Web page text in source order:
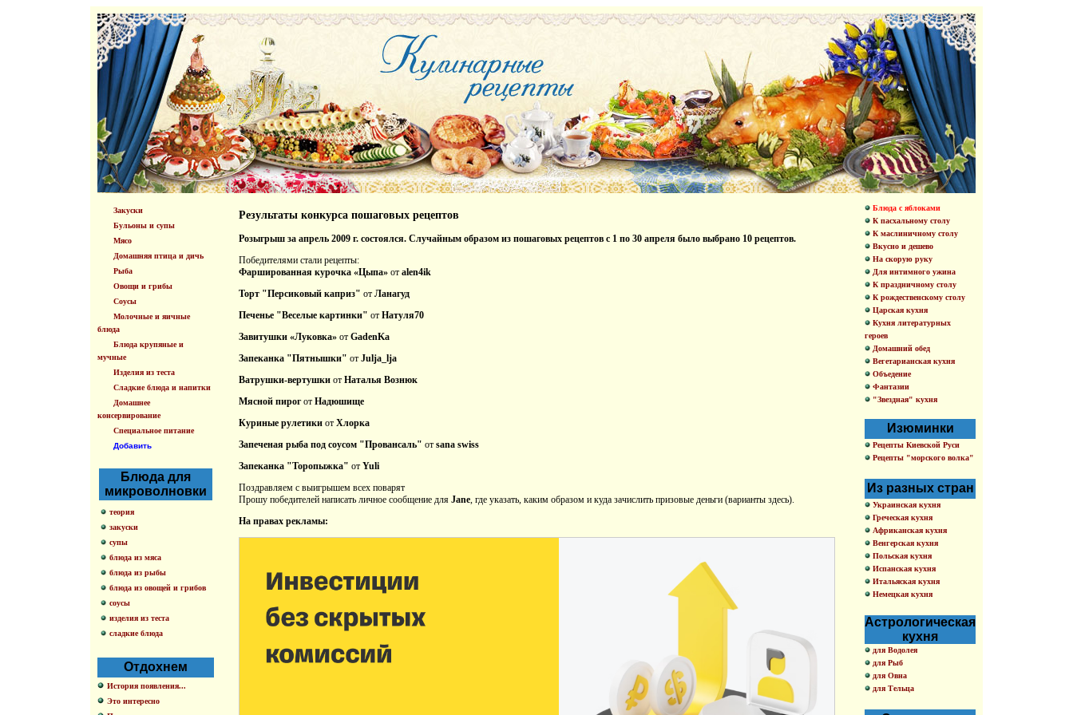
Закуски
Бульоны и супы
Мясо
Домашняя птица и дичь
Рыба
Овощи и грибы
Соусы
Молочные и яичные
блюда
Блюда крупяные и
мучные
Изделия из теста
Сладкие блюда и напитки
Домашнее
консервирование
Специальное питание
Добавить
Блюда для
микроволновки
теория
закуски
супы
блюда из мяса
блюда из рыбы
блюда из овощей и грибов
соусы
изделия из теста
сладкие блюда
Отдохнем
История появления...
Это интересно
Результаты конкурса пошаговых рецептов
Розыгрыш за апрель 2009 г. состоялся. Случайным образом из пошаговых рецептов с 1 по 30 апреля было выбрано 10 рецептов.
Победителями стали рецепты:
Фаршированная курочка «Цыпа» от alen4ik
Торт "Персиковый каприз" от Ланагуд
Печенье "Веселые картинки" от Натуля70
Завитушки «Луковка» от GadenKa
Запеканка "Пятнышки" от Julja_lja
Ватрушки-вертушки от Наталья Вознюк
Мясной пирогот Надюшище
Куриные рулетики от Хлорка
Запеченая рыба под соусом "Провансаль" от sana swiss
Запеканка "Торопыжка" от Yuli
Поздравляем с выигрышем всех поварят
Прошу победителей написать личное сообщение для Jane, где указать, каким образом и куда зачислить призовые деньги (варианты здесь).
На правах рекламы:
Блюда с яблоками
К пасхальному столу
К маслиничному столу
Вкусно и дешево
На скорую руку
Для интимного ужина
К праздничному столу
К рождественскому столу
Царская кухня
Кухня литературных
героев
Домашний обед
Вегетарианская кухня
Объедение
Фантазии
"Звездная" кухня
Изюминки
Рецепты Киевской Руси
Рецепты "морского волка"
Из разных стран
Украинская кухня
Греческая кухня
Африканская кухня
Венгерская кухня
Польская кухня
Испанская кухня
Итальяская кухня
Немецкая кухня
Астрологическая
кухня
для Водолея
для Рыб
для Овна
для Тельца